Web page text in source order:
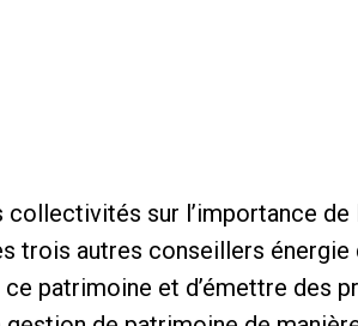
sur l’importance de
trois autres conseillers énergie
patrimoine et d’émettre des